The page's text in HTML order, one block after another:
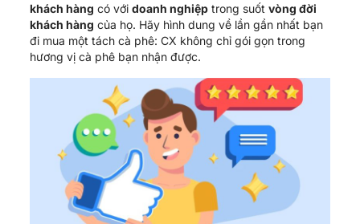
khách hàng có với doanh nghiệptrong suốt vòng đời
khách hàng của họ. Hãy hình dung về lần gần nhất bạn
đi mua một tách cà phê: CX không chỉ gói gọn trong
hương vị cà phê bạn nhận được.